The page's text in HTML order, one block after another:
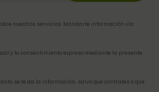
nuestros servicios. Mandarte información vía
y tu consentimiento expreso mediante la presente
se te da la información, salvo que contrates o que